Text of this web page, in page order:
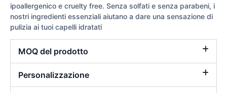
ipoallergenico e cruelty free. Senza solfati e senza parabeni, i
nostri ingredienti essenziali aiutano a dare una sensazione di
pulizia ai tuoi capelli idratati
MOQ del prodotto
Personalizzazione